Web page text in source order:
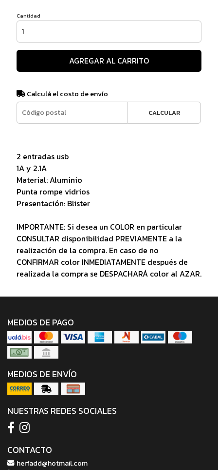
Cantidad
AGREGAR AL CARRITO
Calculá el costo de envío
CALCULAR
2 entradas usb
1A y 2.1A
Material: Aluminio
Punta rompe vidrios
Presentación: Blister
IMPORTANTE: Si desea un COLOR en particular
CONSULTAR disponibilidad PREVIAMENTE a la
realización de la compra. En caso de no
CONFIRMAR color INMEDIATAMENTE después de
realizada la compra se DESPACHARÁ color al AZAR.
MEDIOS DE PAGO
MEDIOS DE ENVÍO
NUESTRAS REDES SOCIALES
CONTACTO
herfadd@hotmail.com